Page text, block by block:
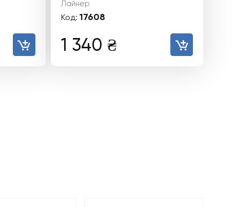
Лайнер
Код: 17608
1 340 ₴